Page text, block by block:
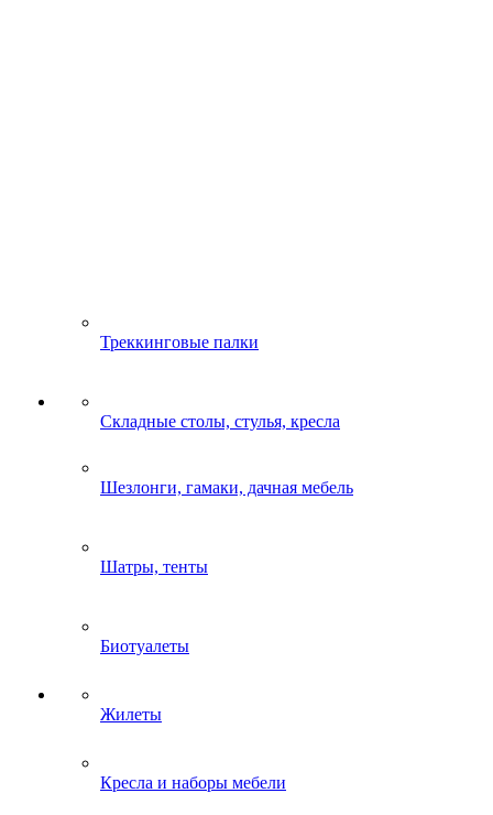
Треккинговые палки
Складные столы, стулья, кресла
Шезлонги, гамаки, дачная мебель
Шатры, тенты
Биотуалеты
Жилеты
Кресла и наборы мебели